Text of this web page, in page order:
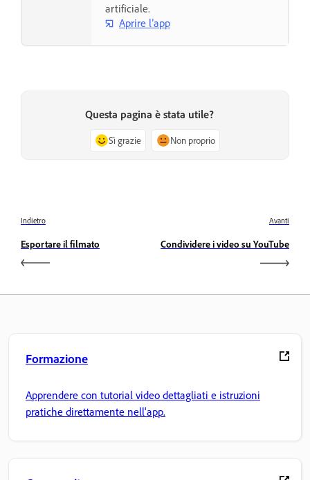
artificiale.
Aprire l’app
Questa pagina è stata utile?
Sì grazie Non proprio
Indietro
Esportare il filmato
Avanti
Condividere i video su YouTube
Formazione
Apprendere con tutorial video dettagliati e istruzioni
pratiche direttamente nell'app.